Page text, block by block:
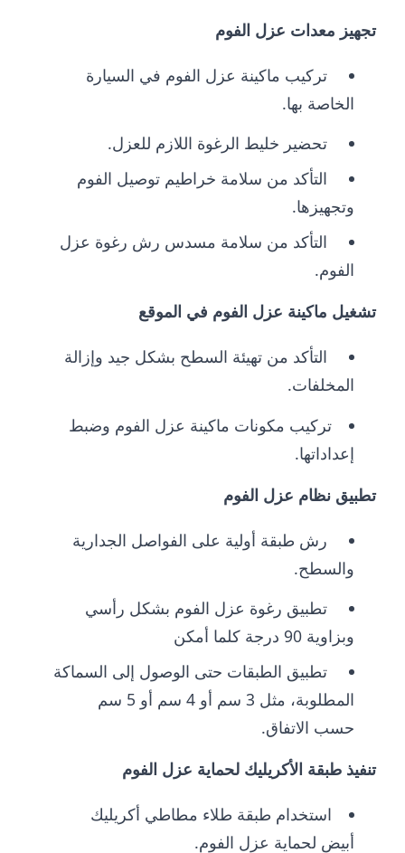
تجهيز معدات عزل الفوم
تركيب ماكينة عزل الفوم في السيارة
الخاصة بها.
تحضير خليط الرغوة اللازم للعزل.
التأكد من سلامة خراطيم توصيل الفوم
وتجهيزها.
التأكد من سلامة مسدس رش رغوة عزل
الفوم.
تشغيل ماكينة عزل الفوم في الموقع
التأكد من تهيئة السطح بشكل جيد وإزالة
المخلفات.
تركيب مكونات ماكينة عزل الفوم وضبط
إعداداتها.
تطبيق نظام عزل الفوم
رش طبقة أولية على الفواصل الجدارية
والسطح.
تطبيق رغوة عزل الفوم بشكل رأسي
وبزاوية 90 درجة كلما أمكن
تطبيق الطبقات حتى الوصول إلى السماكة
المطلوبة، مثل 3 سم أو 4 سم أو 5 سم
حسب الاتفاق.
تنفيذ طبقة الأكريليك لحماية عزل الفوم
استخدام طبقة طلاء مطاطي أكريليك
أبيض لحماية عزل الفوم.